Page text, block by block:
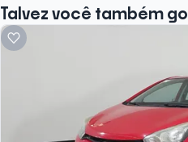
Talvez você também